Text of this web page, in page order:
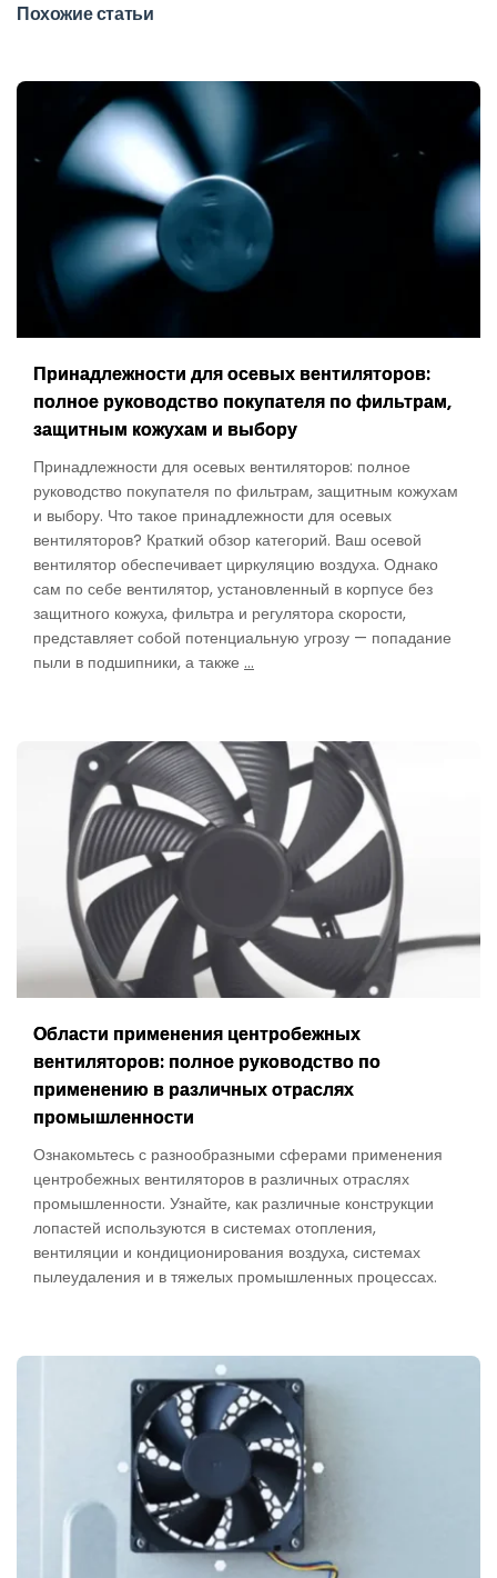
Похожие статьи
Принадлежности для осевых вентиляторов:
полное руководство покупателя по фильтрам,
защитным кожухам и выбору
Принадлежности для осевых вентиляторов: полное
руководство покупателя по фильтрам, защитным кожухам
и выбору. Что такое принадлежности для осевых
вентиляторов? Краткий обзор категорий. Ваш осевой
вентилятор обеспечивает циркуляцию воздуха. Однако
сам по себе вентилятор, установленный в корпусе без
защитного кожуха, фильтра и регулятора скорости,
представляет собой потенциальную угрозу — попадание
пыли в подшипники, а также …
Complete
Buyer’s
Guide
to
Filters,
Guards
Selection
Области применения центробежных
вентиляторов: полное руководство по
применению в различных отраслях
промышленности
Ознакомьтесь с разнообразными сферами применения
центробежных вентиляторов в различных отраслях
промышленности. Узнайте, как различные конструкции
лопастей используются в системах отопления,
вентиляции и кондиционирования воздуха, системах
пылеудаления и в тяжелых промышленных процессах.